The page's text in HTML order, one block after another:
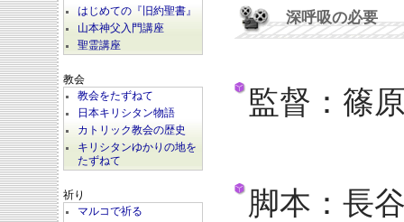
はじめての『旧約聖書』
山本神父入門講座
聖霊講座
教会
教会をたずねて
日本キリシタン物語
カトリック教会の歴史
キリシタンゆかりの地を
たずねて
祈り
マルコで祈る
深呼吸の必要
監督：篠
脚本：長